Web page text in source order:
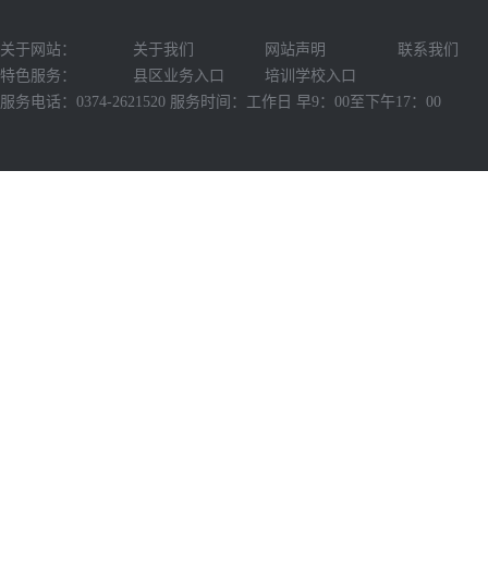
关于网站： 关于我们 网站声明
联系我们
特色服务：
县区业务入口
培训学校入口
服务电话：0374-2621520 服务时间：工作日 早9：00至下午17：00